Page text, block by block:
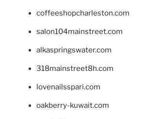
coffeeshopcharleston.com
salon104mainstreet.com
alkaspringswater.com
318mainstreet8h.com
lovenailsspari.com
oakberry-kuwait.com